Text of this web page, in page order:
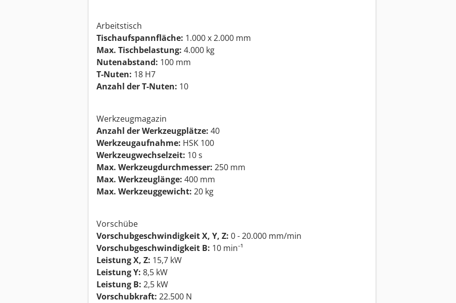
Arbeitstisch
Tischaufspannfläche: 1.000 x 2.000 mm
Max. Tischbelastung: 4.000 kg
Nutenabstand: 100 mm
T-Nuten: 18 H7
Anzahl der T-Nuten: 10
Werkzeugmagazin
Anzahl der Werkzeugplätze: 40
Werkzeugaufnahme: HSK 100
Werkzeugwechselzeit: 10 s
Max. Werkzeugdurchmesser: 250 mm
Max. Werkzeuglänge: 400 mm
Max. Werkzeuggewicht: 20 kg
Vorschübe
Vorschubgeschwindigkeit X, Y, Z: 0 - 20.000 mm/min
Vorschubgeschwindigkeit B: 10 min⁻¹
Leistung X, Z: 15,7 kW
Leistung Y: 8,5 kW
Leistung B: 2,5 kW
Vorschubkraft: 22.500 N